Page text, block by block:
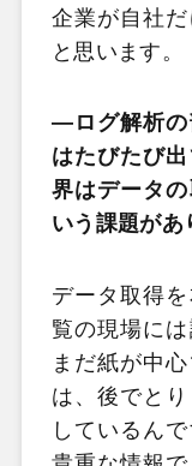
企業が自社
と思います。
―ログ解析の
はたびたび
界はデータ
いう課題があ
データ取得
覧の現場に
まだ紙が中
は、後でと
しているん